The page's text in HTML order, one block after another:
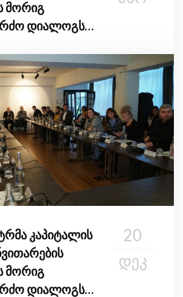
მორიგ
დიალოგს
კაპიტალის
მორიგ
დიალოგს
20
ᲓᲔᲙ